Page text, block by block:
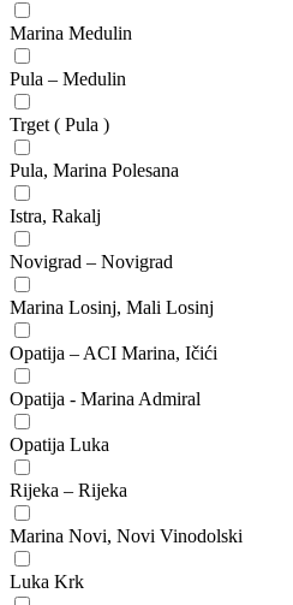
Marina Medulin
Pula – Medulin
Trget ( Pula )
Pula, Marina Polesana
Istra, Rakalj
Novigrad – Novigrad
Marina Losinj, Mali Losinj
Opatija – ACI Marina, Ičići
Opatija - Marina Admiral
Opatija Luka
Rijeka – Rijeka
Marina Novi, Novi Vinodolski
Luka Krk